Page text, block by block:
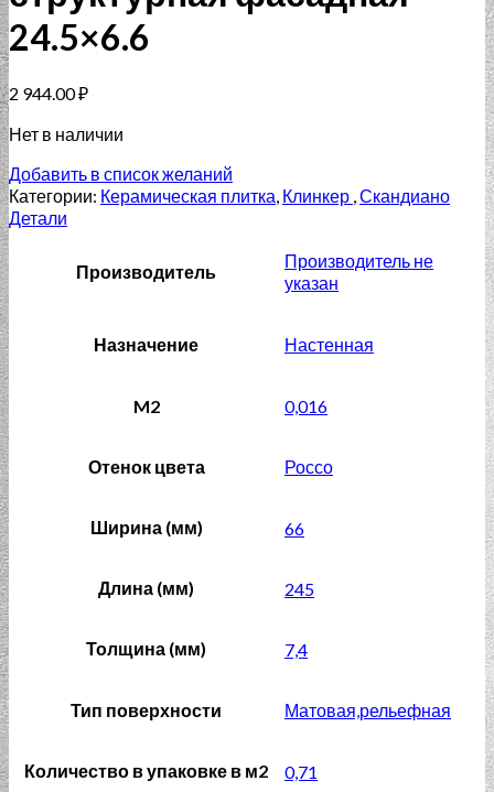
24.5×6.6
2 944.00₽
Нет в наличии
Добавить в список желаний
Категории: Керамическая плитка, Клинкер ,Скандиано
Детали
Производитель
Производитель не
указан
Назначение Настенная
M2 0,016
Отенок цвета Россо
Ширина (мм) 66
Длина (мм) 245
Толщина (мм) 7,4
Тип поверхности Матовая,рельефная
Количество в упаковке в м2 0,71